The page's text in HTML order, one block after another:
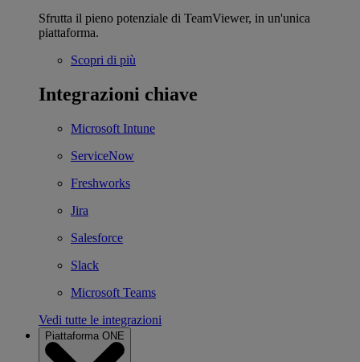
Sfrutta il pieno potenziale di TeamViewer, in un'unica
piattaforma.
Scopri di più
Integrazioni chiave
Microsoft Intune
ServiceNow
Freshworks
Jira
Salesforce
Slack
Microsoft Teams
Vedi tutte le integrazioni
Piattaforma ONE